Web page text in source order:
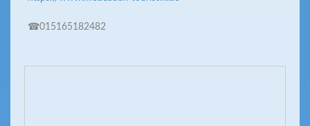
☎015165182482